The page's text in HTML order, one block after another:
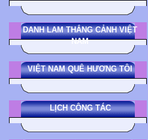
DANH LAM THẮNG CẢNH VIỆT
NAM
VIỆT NAM QUÊ HƯƠNG TÔI
LỊCH CÔNG TÁC